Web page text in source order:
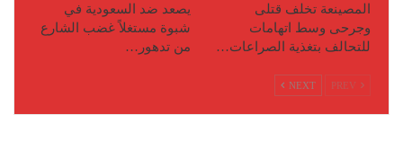
المصينعة تخلف قتلى
وجرحى وسط اتهامات
للتحالف بتغذية الصراعات…
يصعد ضد السعودية في
شبوة مستغلاً غضب الشارع
من تدهور…
NEXT